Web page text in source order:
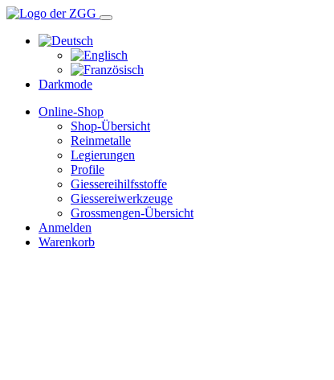
Darkmode
Online-Shop
Shop-Übersicht
Reinmetalle
Legierungen
Profile
Giessereihilfsstoffe
Giessereiwerkzeuge
Grossmengen-Übersicht
Anmelden
Warenkorb